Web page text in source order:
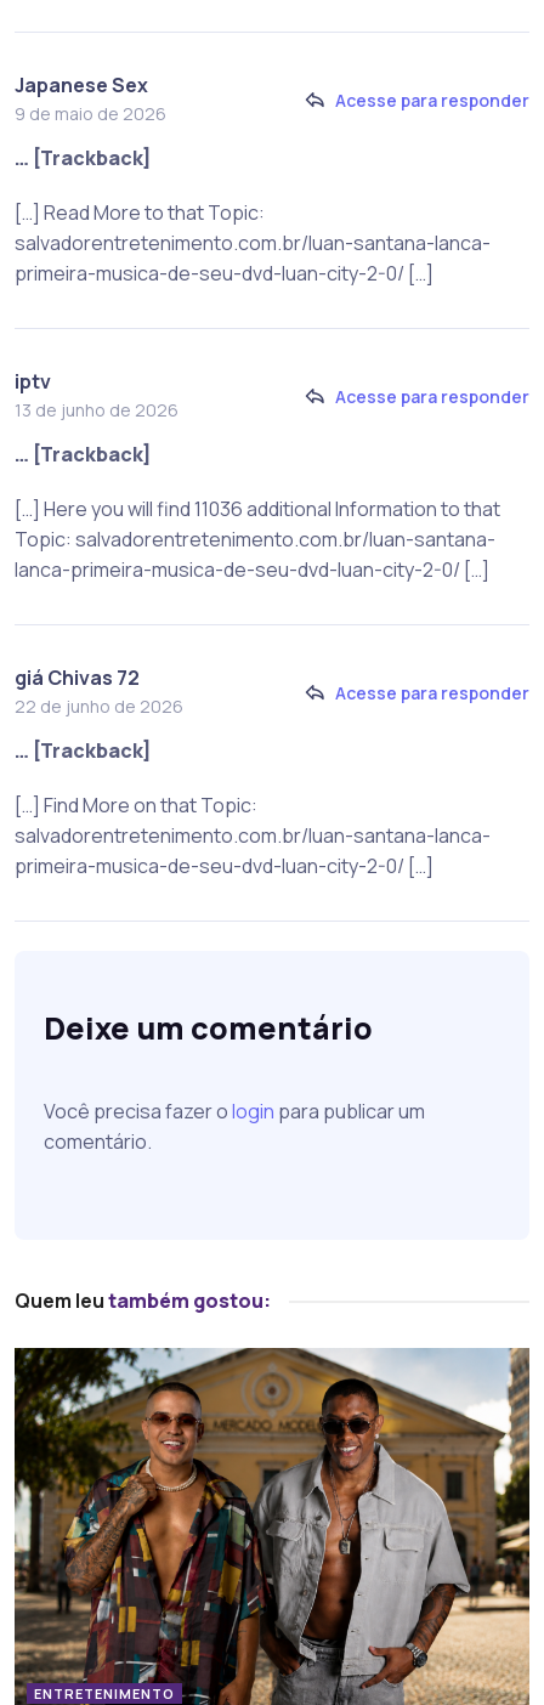
Japanese Sex
9 de maio de 2026
Acesse para responder
… [Trackback]
[…] Read More to that Topic:
salvadorentretenimento.com.br/luan-santana-lanca-
primeira-musica-de-seu-dvd-luan-city-2-0/ […]
iptv
13 de junho de 2026
Acesse para responder
… [Trackback]
[…] Here you will find 11036 additional Information to that
Topic: salvadorentretenimento.com.br/luan-santana-
lanca-primeira-musica-de-seu-dvd-luan-city-2-0/ […]
giá Chivas 72
22 de junho de 2026
Acesse para responder
… [Trackback]
[…] Find More on that Topic:
salvadorentretenimento.com.br/luan-santana-lanca-
primeira-musica-de-seu-dvd-luan-city-2-0/ […]
Deixe um comentário
Você precisa fazer ologin para publicar um
comentário.
Quem leutambém gostou:
ENTRETENIMENTO